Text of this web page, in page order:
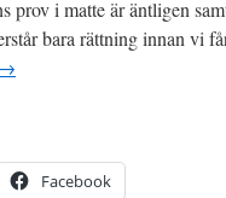
prov i matte är äntligen
bara rättning innan vi
Facebook